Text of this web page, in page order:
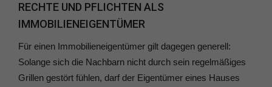
RECHTE UND PFLICHTEN ALS
IMMOBILIENEIGENTÜMER
Für einen Immobilieneigentümer gilt dagegen generell:
Solange sich die Nachbarn nicht durch sein regelmäßiges
Grillen gestört fühlen, darf der Eigentümer eines Hauses